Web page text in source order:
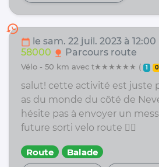
history
calendar_today le sam. 22 juil. 2023 à 12:00
58000 nature Parcours route
vélo - 50 km avec t★★★★★★ ( 1 0
salut! cette activité est juste
as du monde du côté de
hésite pas à envoyer un
future sorti velo route 👌🏻
Route Balade